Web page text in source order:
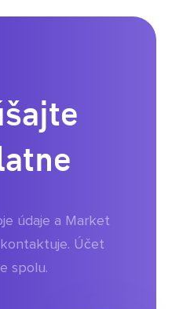
údaje a Market
Účet
spolu.